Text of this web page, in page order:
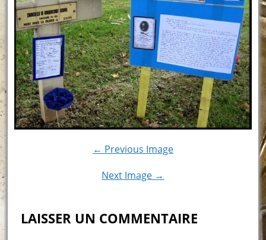
← Previous Image
Next Image →
LAISSER UN COMMENTAIRE